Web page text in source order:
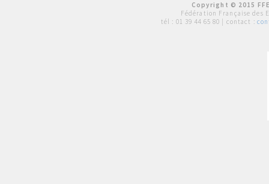
Copyright © 2015
Fédération Française des
tél : 01 39 44 65 80 | contact :